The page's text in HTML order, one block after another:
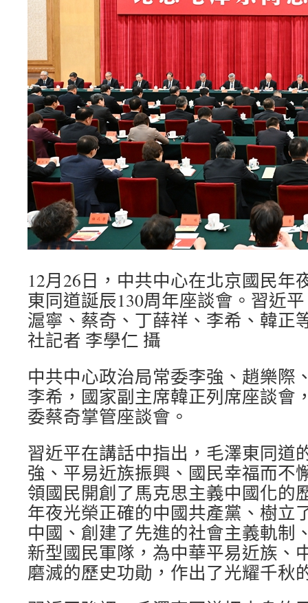
12月26日，中共中心在北京國民年
東同道誕辰130周年座談會。習近
滬寧、蔡奇、丁薛祥、李希、韓正
社記者 李學仁 攝
中共中心政治局常委李強、趙樂際
李希，國家副主席韓正列席座談會
委蔡奇掌管座談會。
習近平在講話中指出，毛澤東同道
強、平易近族振興、國民幸福而不
領國民開創了馬克思主義中國化的
年夜光榮正確的中國共產黨、樹立
中國、創建了先進的社會主義軌制
新型國民軍隊，為中華平易近族、
磨滅的歷史功勛，作出了光耀千秋